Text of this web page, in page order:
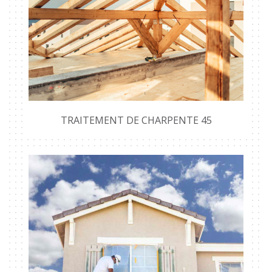
TRAITEMENT DE CHARPENTE 45